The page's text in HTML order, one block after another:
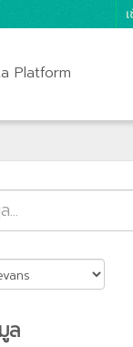
Platform
ล